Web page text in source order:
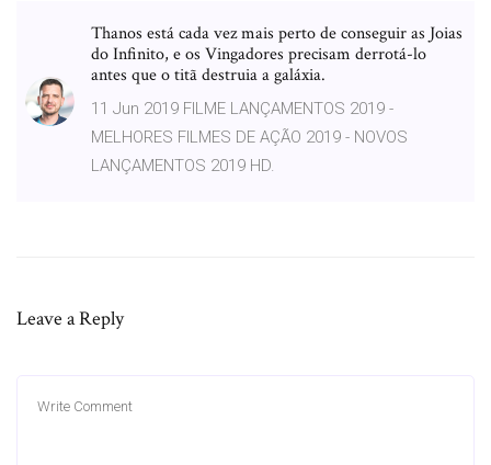
Thanos está cada vez mais perto de conseguir as Joias
do Infinito, e os Vingadores precisam derrotá-lo
antes que o titã destruia a galáxia.
11 Jun 2019 FILME LANÇAMENTOS 2019 -
MELHORES FILMES DE AÇÃO 2019 - NOVOS
LANÇAMENTOS 2019 HD.
Leave a Reply